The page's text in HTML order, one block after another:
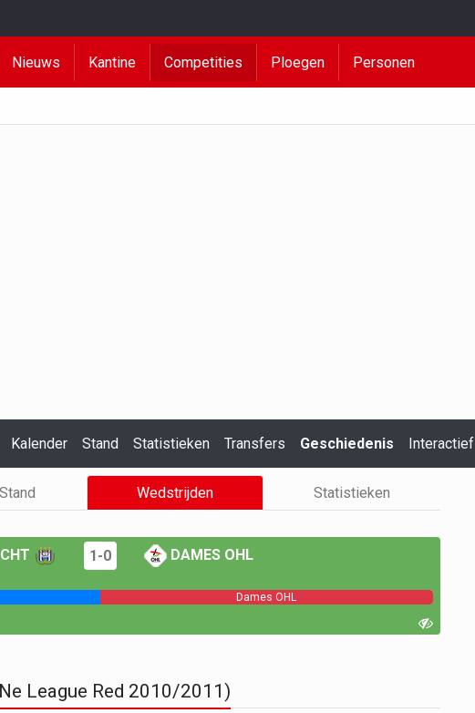
Nieuws Kantine Competities Ploegen Personen
Kalender Stand Statistieken Transfers Geschiedenis Interactief
Stand Wedstrijden Statistieken
1-0 DAMES OHL
Dames OHL
League Red 2010/2011)